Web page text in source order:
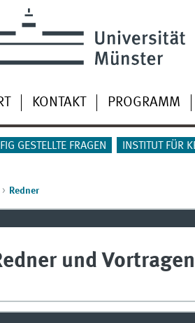
KONTAKT PROGRAMM
GESTELLTE FRAGEN INSTITUT FÜR
Redner
und